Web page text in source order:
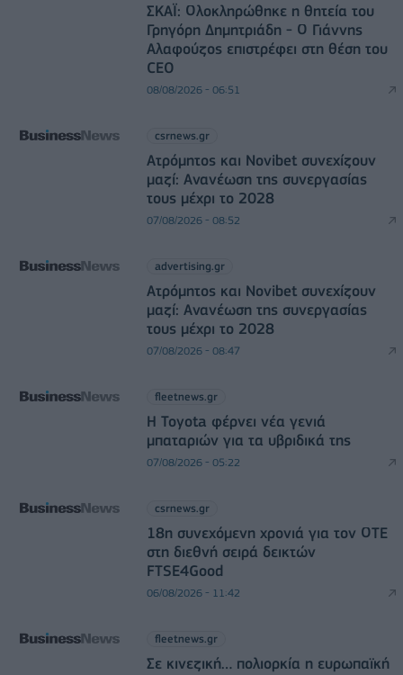
ΣΚΑΪ: Ολοκληρώθηκε η θητεία του
Γρηγόρη Δημητριάδη - Ο Γιάννης
Αλαφούζος επιστρέφει στη θέση του
CEO
08/08/2026 - 06:51
csrnews.gr
Ατρόμητος και Novibet συνεχίζουν
μαζί: Ανανέωση της συνεργασίας
τους μέχρι το 2028
07/08/2026 - 08:52
advertising.gr
Ατρόμητος και Novibet συνεχίζουν
μαζί: Ανανέωση της συνεργασίας
τους μέχρι το 2028
07/08/2026 - 08:47
fleetnews.gr
Η Toyota φέρνει νέα γενιά
μπαταριών για τα υβριδικά της
07/08/2026 - 05:22
csrnews.gr
18η συνεχόμενη χρονιά για τον ΟΤΕ
στη διεθνή σειρά δεικτών
FTSE4Good
06/08/2026 - 11:42
fleetnews.gr
Σε κινεζική… πολιορκία η ευρωπαϊκή